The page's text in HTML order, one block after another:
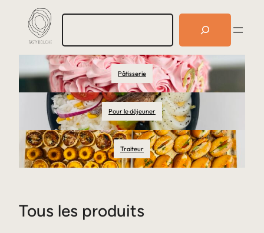
R
e
r
c
h
e
r
Pâtisserie
Pour le déjeuner
Traiteur
Tous les produits